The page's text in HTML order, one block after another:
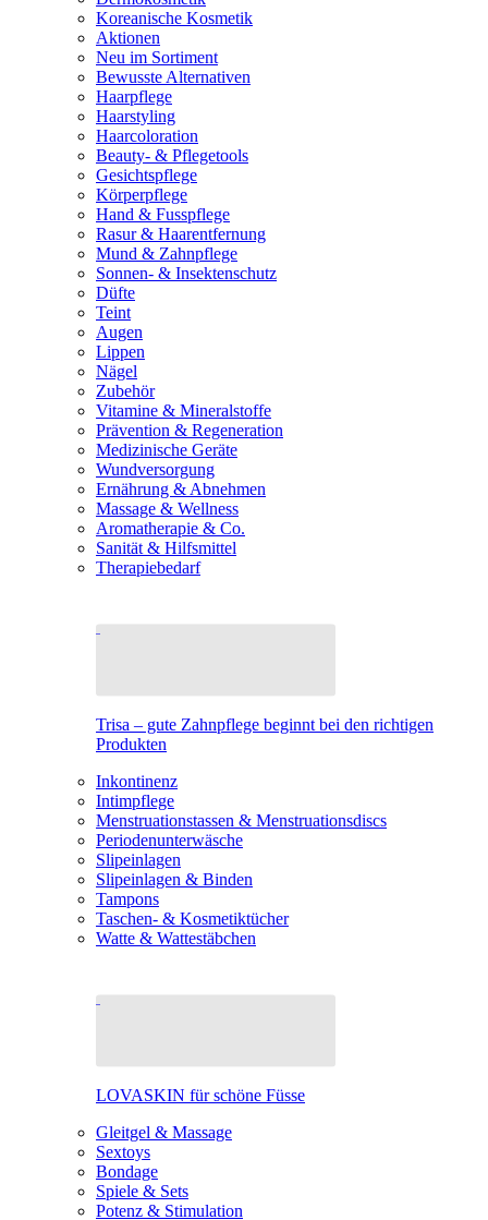
Koreanische Kosmetik
Aktionen
Neu im Sortiment
Bewusste Alternativen
Haarpflege
Haarstyling
Haarcoloration
Beauty- & Pflegetools
Gesichtspflege
Körperpflege
Hand & Fusspflege
Rasur & Haarentfernung
Mund & Zahnpflege
Sonnen- & Insektenschutz
Düfte
Teint
Augen
Lippen
Nägel
Zubehör
Vitamine & Mineralstoffe
Prävention & Regeneration
Medizinische Geräte
Wundversorgung
Ernährung & Abnehmen
Massage & Wellness
Aromatherapie & Co.
Sanität & Hilfsmittel
Therapiebedarf
Trisa – gute Zahnpflege beginnt bei den richtigen
Produkten
Inkontinenz
Intimpflege
Menstruationstassen & Menstruationsdiscs
Periodenunterwäsche
Slipeinlagen
Slipeinlagen & Binden
Tampons
Taschen- & Kosmetiktücher
Watte & Wattestäbchen
LOVASKIN für schöne Füsse
Gleitgel & Massage
Sextoys
Bondage
Spiele & Sets
Potenz & Stimulation